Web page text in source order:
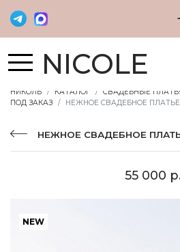
NICOLE
НИКОЛЬ КАТАЛОГ СВАДЕБНЫЕ
ПОД ЗАКАЗ
НЕЖНОЕ СВАДЕБНОЕ
НЕЖНОЕ СВАДЕБНОЕ
55 000
NEW